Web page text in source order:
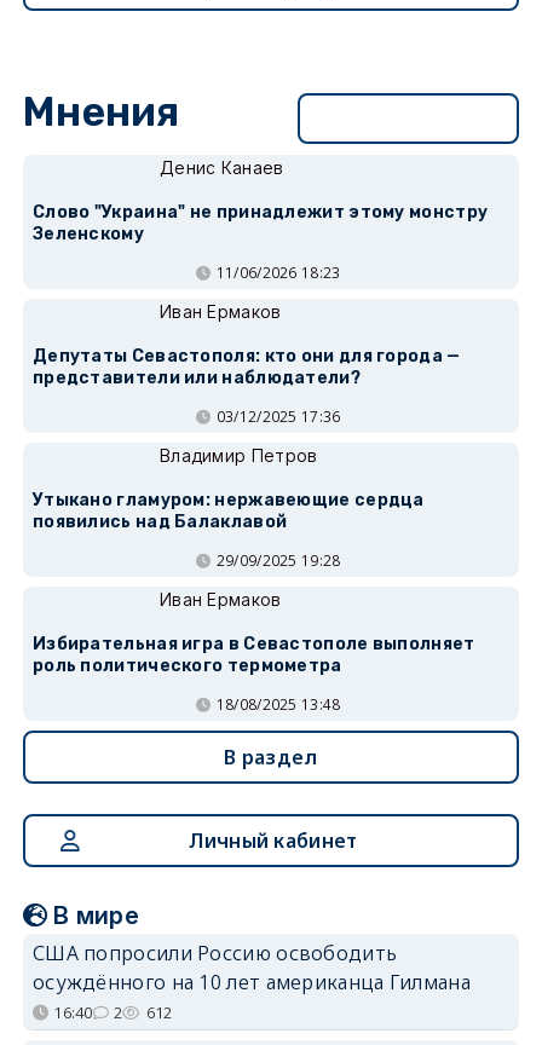
Мнения
Денис Канаев
Слово "Украина" не принадлежит этому монстру
Зеленскому
11/06/2026 18:23
Иван Ермаков
Депутаты Севастополя: кто они для города —
представители или наблюдатели?
03/12/2025 17:36
Владимир Петров
Утыкано гламуром: нержавеющие сердца
появились над Балаклавой
29/09/2025 19:28
Иван Ермаков
Избирательная игра в Севастополе выполняет
роль политического термометра
18/08/2025 13:48
В раздел
Личный кабинет
В мире
США попросили Россию освободить
осуждённого на 10 лет американца Гилмана
16:40 2 612